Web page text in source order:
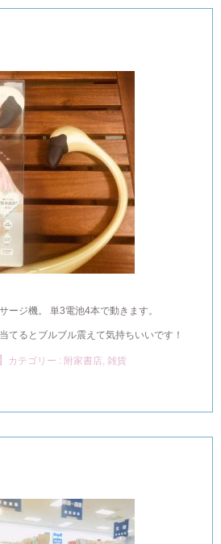
ージ機。 単3電池4本で動きます。
てるとブルブル震えて気持ちいいです！
カテゴリー : 附家書店, 雑貨